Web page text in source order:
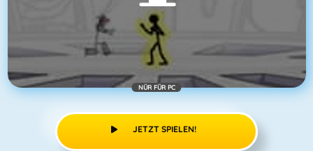
NÜR FÜR PC
JETZT SPIELEN!